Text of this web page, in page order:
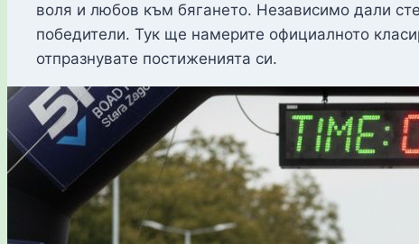
воля и любов към бягането. Независимо дали
победители. Тук ще намерите официалното
отпразнувате постиженията си.